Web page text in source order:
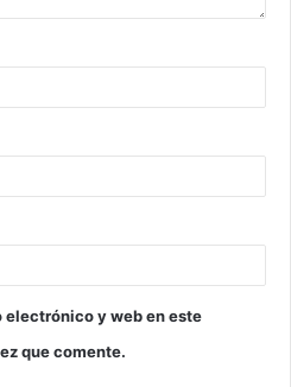
electrónico y web en este
que comente.